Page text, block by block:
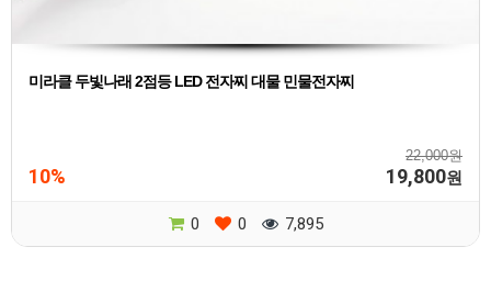
미라클 두빛나래 2점등 LED 전자찌 대물 민물전자찌
22,000원
10% 19,800원
0 0 7,895